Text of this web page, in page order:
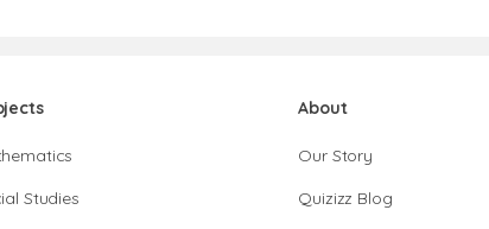
Studies
About
Our Story
Quizizz Blog